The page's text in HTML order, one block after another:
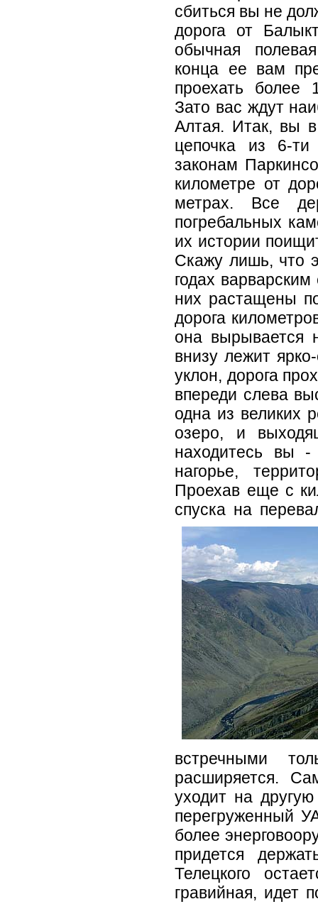
сбиться вы не
дорога от
обычная
конца ее вам
проехать более
Зато вас ждут
Алтая. Итак, вы
цепочка из 6-
законам
километре от
метрах. Все
погребальных
их истории
Скажу лишь, что
годах
них растащены
дорога
она вырывается
внизу лежит
уклон, дорога
впереди слева
одна из великих
озеро, и
находитесь вы -
нагорье,
Проехав еще с
спуска на
встречными
расширяется.
уходит на
перегруженный
более
придется
Телецкого
гравийная, идет